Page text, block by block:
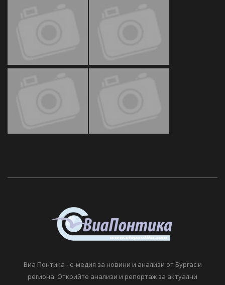
Виа Понтика - е-медия за новини и анализи от Бургас и
региона. Открийте анализи и репортаж за актуални